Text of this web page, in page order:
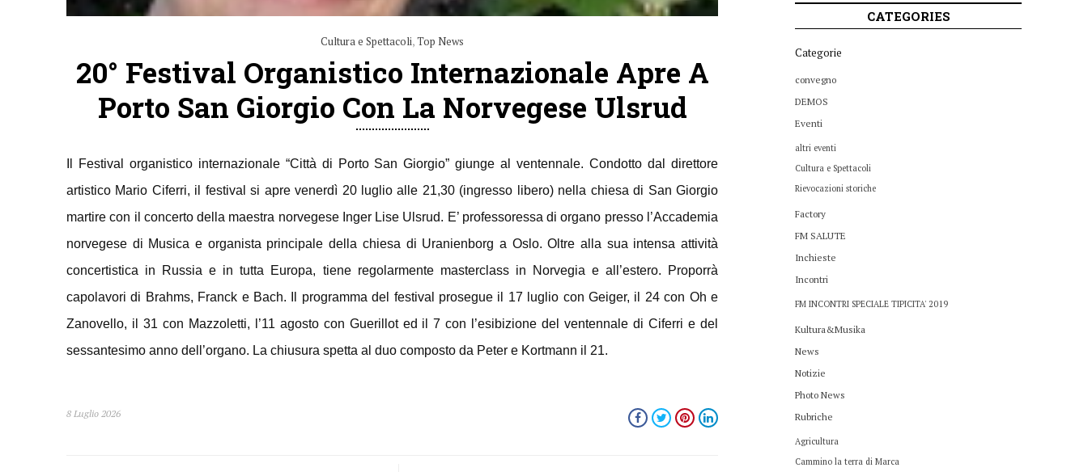
Cultura e Spettacoli,Top News
20° Festival Organistico Internazionale Apre A
Porto San Giorgio Con La Norvegese Ulsrud
Il Festival organistico internazionale “Città di Porto San Giorgio” giunge al ventennale. Condotto dal direttore
artistico Mario Ciferri, il festival si apre venerdì 20 luglio alle 21,30 (ingresso libero) nella chiesa di San Giorgio
martire con il concerto della maestra norvegese Inger Lise Ulsrud. E’ professoressa di organo presso l’Accademia
norvegese di Musica e organista principale della chiesa di Uranienborg a Oslo. Oltre alla sua intensa attività
concertistica in Russia e in tutta Europa, tiene regolarmente masterclass in Norvegia e all’estero. Proporrà
capolavori di Brahms, Franck e Bach. Il programma del festival prosegue il 17 luglio con Geiger, il 24 con Oh e
Zanovello, il 31 con Mazzoletti, l’11 agosto con Guerillot ed il 7 con l’esibizione del ventennale di Ciferri e del
sessantesimo anno dell’organo. La chiusura spetta al duo composto da Peter e Kortmann il 21.
8 Luglio 2026
CATEGORIES
Categorie
convegno
DEMOS
Eventi
altri eventi
Cultura e Spettacoli
Rievocazioni storiche
Factory
FM SALUTE
Inchieste
Incontri
FM INCONTRI SPECIALE TIPICITA' 2019
Kultura&Musika
News
Notizie
Photo News
Rubriche
Agricultura
Cammino la terra di Marca